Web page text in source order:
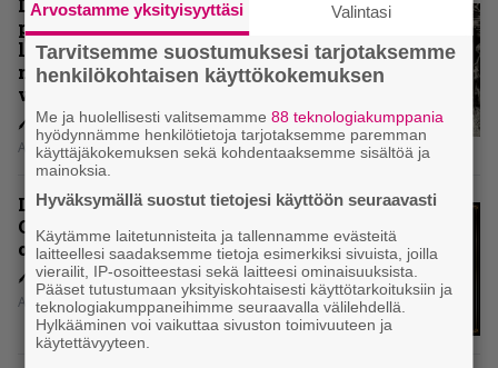
Levyarvio: Coronerin
paluualbumi 32 vuotta edellisen
levytyksen jälkeen ei voi
mitenkään täyttää odotuksia. Vai
voiko?
Aki Nuopponen
Levyarvio: Dirkschneider & The
Old Gang -albumista ei aina tiedä,
onko se tosissaan tehty vai ei
Aki Nuopponen
Arvostamme yksityisyyttäsi Valintasi
Tarvitsemme suostumuksesi tarjotaksemme
henkilökohtaisen käyttökokemuksen
Me ja huolellisesti valitsemamme88 teknologiakumppania
hyödynnämme henkilötietoja tarjotaksemme paremman
käyttäjäkokemuksen sekä kohdentaaksemme sisältöä ja
mainoksia.
Hyväksymällä suostut tietojesi käyttöön seuraavasti
Käytämme laitetunnisteita ja tallennamme evästeitä
laitteellesi saadaksemme tietoja esimerkiksi sivuista, joilla
vierailit, IP-osoitteestasi sekä laitteesi ominaisuuksista.
Pääset tutustumaan yksityiskohtaisesti käyttötarkoituksiin ja
teknologiakumppaneihimme seuraavalla välilehdellä.
Hylkääminen voi vaikuttaa sivuston toimivuuteen ja
käytettävyyteen.